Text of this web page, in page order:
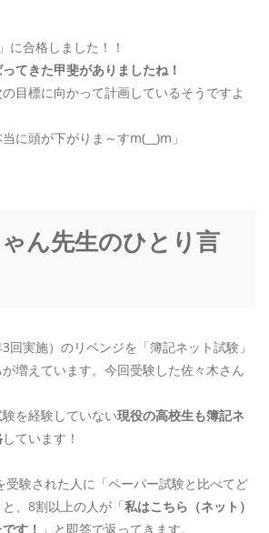
に合格しました！！
てきた甲斐がありましたね！
目標に向かって計画しているそうですよ
に頭が下がりま～すm(__)m」
ん先生のひとり言
回実施）のリベンジを「簿記ネット試験」
増えています。今回受験した佐々木さん
を経験していない現役の高校生も簿記ネ
しています！
受験された人に「ペーパー試験と比べてど
、8割以上の人が「私はこちら（ネット）
す！ 」と即答で返ってきます。